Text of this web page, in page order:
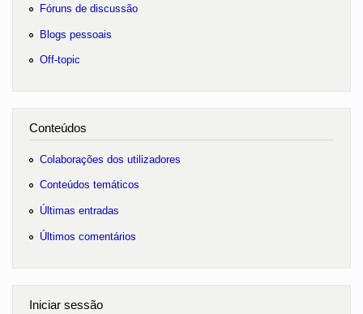
Fóruns de discussão
Blogs pessoais
Off-topic
Conteúdos
Colaborações dos utilizadores
Conteúdos temáticos
Últimas entradas
Últimos comentários
Iniciar sessão